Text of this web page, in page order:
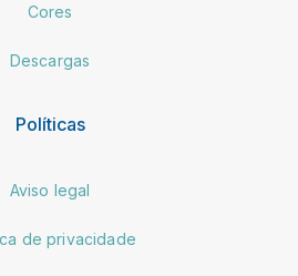
Cores
Descargas
Políticas
Aviso legal
de privacidade